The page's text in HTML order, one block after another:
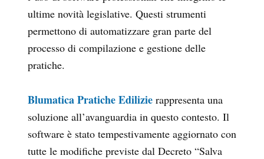
ultime novità legislative. Questi strumenti
permettono di automatizzare gran parte del
processo di compilazione e gestione delle
pratiche.
Blumatica Pratiche Edilizie rappresenta una
soluzione all’avanguardia in questo contesto. Il
software è stato tempestivamente aggiornato con
tutte le modifiche previste dal Decreto “Salva